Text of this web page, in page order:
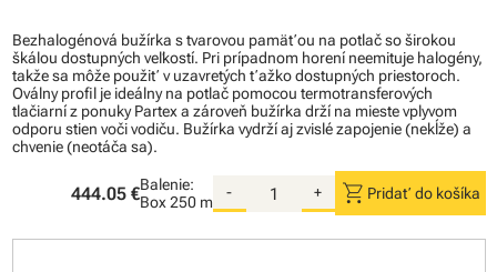
Bezhalogénová bužírka s tvarovou pamäťou na potlač so širokou
škálou dostupných veľkostí. Pri prípadnom horení neemituje halogény,
takže sa môže použiť v uzavretých ťažko dostupných priestoroch.
Oválny profil je ideálny na potlač pomocou termotransferových
tlačiarní z ponuky Partex a zároveň bužírka drží na mieste vplyvom
odporu stien voči vodiču. Bužírka vydrží aj zvislé zapojenie (nekĺže) a
chvenie (neotáča sa).
444.05 €Balenie:
Box250 m
- + shopping_cart Pridať do košíka